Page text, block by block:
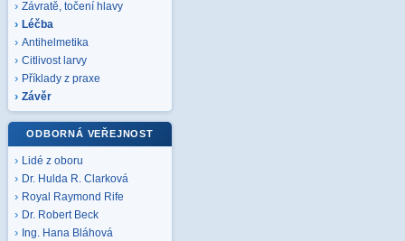
Závratě, točení hlavy
Léčba
Antihelmetika
Citlivost larvy
Příklady z praxe
Závěr
ODBORNÁ VEŘEJNOST
Lidé z oboru
Dr. Hulda R. Clarková
Royal Raymond Rife
Dr. Robert Beck
Ing. Hana Bláhová